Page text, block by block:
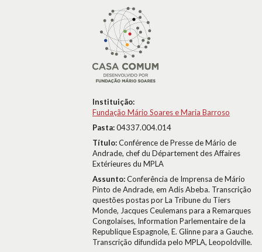
Instituição:
Fundação Mário Soares e Maria Barroso
Pasta:04337.004.014
Título:Conférence de Presse de Mário de
Andrade, chef du Département des Affaires
Extérieures du MPLA
Assunto:Conferência de Imprensa de Mário
Pinto de Andrade, em Adis Abeba. Transcrição
questões postas por La Tribune du Tiers
Monde, Jacques Ceulemans para a Remarques
Congolaises, Information Parlementaire de la
Republique Espagnole, E. Glinne para a Gauche.
Transcrição difundida pelo MPLA, Leopoldville.